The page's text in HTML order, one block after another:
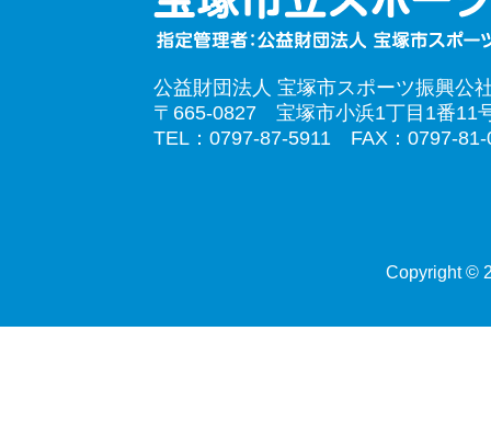
公益財団法人 宝塚市スポーツ振興公
〒665-0827 宝塚市小浜1丁目1番11
TEL：0797-87-5911 FAX：0797-81-
Copyright ©